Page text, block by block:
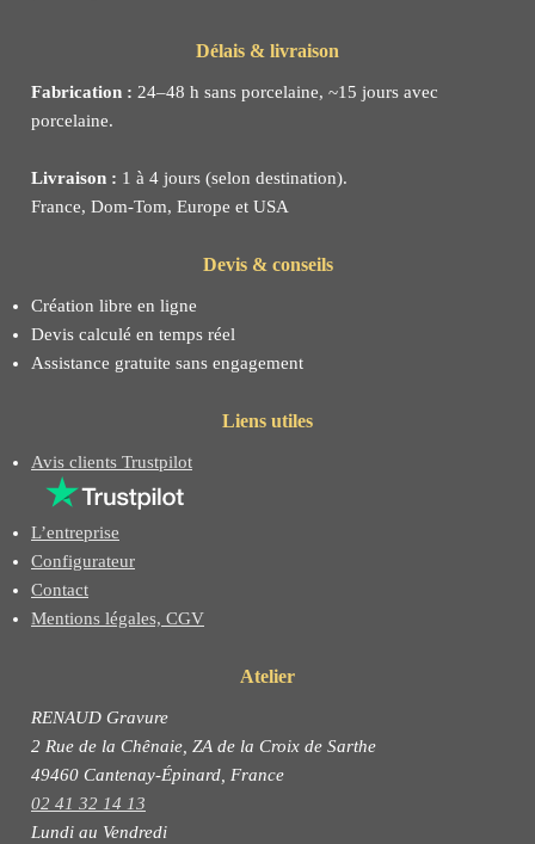
Délais & livraison
Fabrication : 24–48 h sans porcelaine, ~15 jours avec
porcelaine.
Livraison : 1 à 4 jours (selon destination).
France, Dom-Tom, Europe et USA
Devis & conseils
Création libre en ligne
Devis calculé en temps réel
Assistance gratuite sans engagement
Liens utiles
Avis clients Trustpilot
L’entreprise
Configurateur
Contact
Mentions légales, CGV
Atelier
RENAUD Gravure
2 Rue de la Chênaie, ZA de la Croix de Sarthe
49460 Cantenay-Épinard, France
02 41 32 14 13
Lundi au Vendredi